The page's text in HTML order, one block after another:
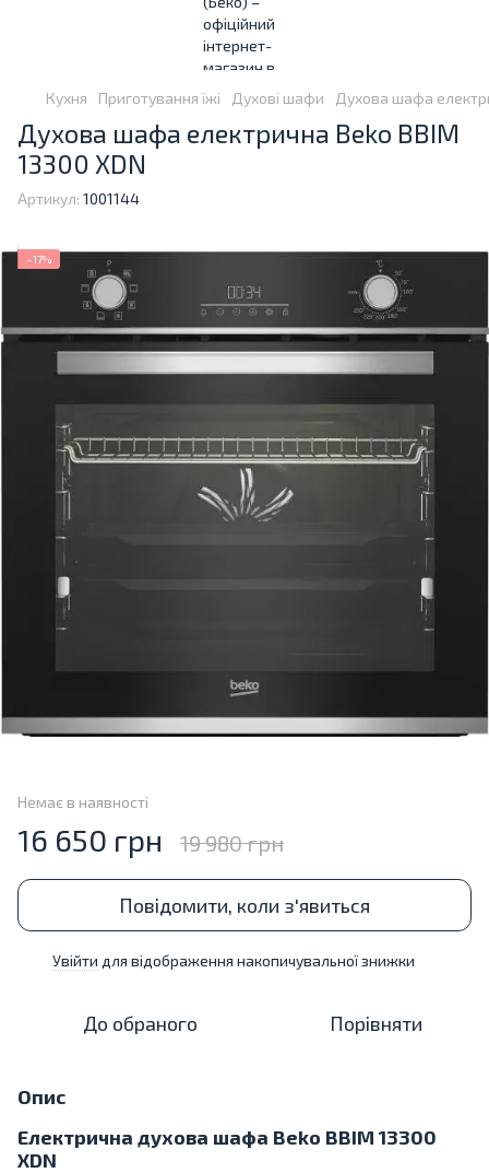
Кухня Приготування їжі Духові шафи Духова шафа
Духова шафа електрична Beko BBIM
13300 XDN
Артикул: 1001144
−17%
Немає в наявності
16 650 грн 19 980 грн
Повідомити, коли з'явиться
Увійти для відображення накопичувальної знижки
До обраного Порівняти
Опис
Електрична духова шафа Beko BBIM 13300
XDN